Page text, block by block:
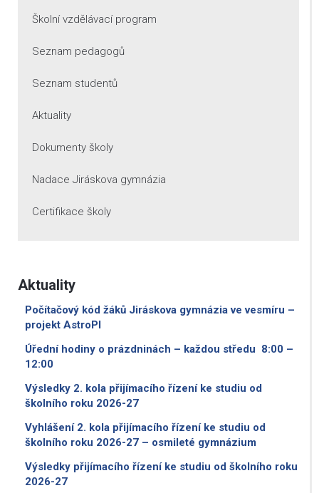
Školní vzdělávací program
Seznam pedagogů
Seznam studentů
Aktuality
Dokumenty školy
Nadace Jiráskova gymnázia
Certifikace školy
Aktuality
Počítačový kód žáků Jiráskova gymnázia ve vesmíru –
projekt AstroPI
Úřední hodiny o prázdninách – každou středu 8:00 –
12:00
Výsledky 2. kola přijímacího řízení ke studiu od
školního roku 2026-27
Vyhlášení 2. kola přijímacího řízení ke studiu od
školního roku 2026-27 – osmileté gymnázium
Výsledky přijímacího řízení ke studiu od školního roku
2026-27